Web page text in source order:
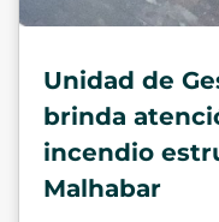
Unidad de
brinda
incendio
Malhabar